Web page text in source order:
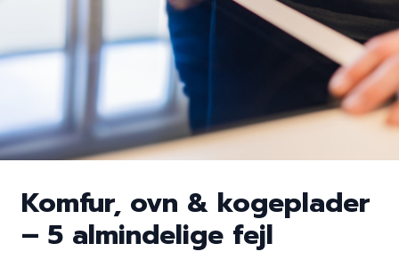
Komfur, ovn & kogeplader
– 5 almindelige fejl